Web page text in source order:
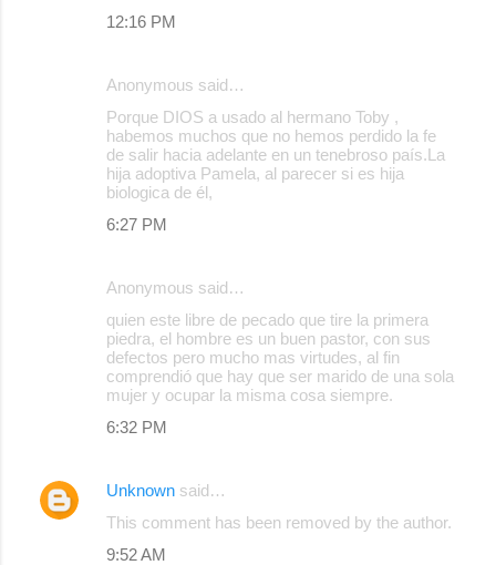
12:16 PM
Anonymous said…
Porque DIOS a usado al hermano Toby ,
habemos muchos que no hemos perdido la fe
de salir hacia adelante en un tenebroso país.La
hija adoptiva Pamela, al parecer si es hija
biologica de él,
6:27 PM
Anonymous said…
quien este libre de pecado que tire la primera
piedra, el hombre es un buen pastor, con sus
defectos pero mucho mas virtudes, al fin
comprendió que hay que ser marido de una sola
mujer y ocupar la misma cosa siempre.
6:32 PM
Unknown said…
This comment has been removed by the author.
9:52 AM